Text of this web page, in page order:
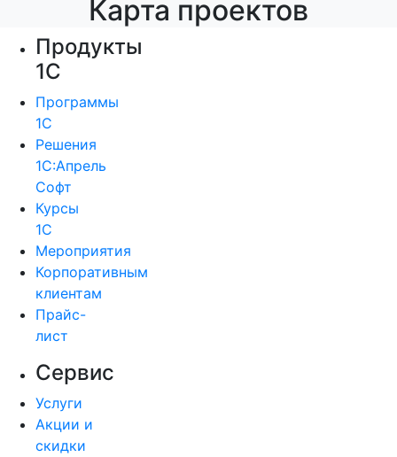
Карта проектов
Продукты
1С
Программы
1С
Решения
1С:Апрель
Софт
Курсы
1С
Мероприятия
Корпоративным
клиентам
Прайс-
лист
Сервис
Услуги
Акции и
скидки